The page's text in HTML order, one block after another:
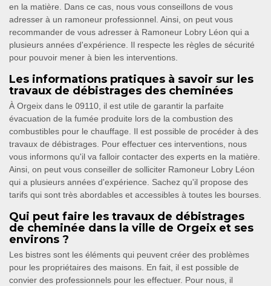
en la matière. Dans ce cas, nous vous conseillons de vous
adresser à un ramoneur professionnel. Ainsi, on peut vous
recommander de vous adresser à Ramoneur Lobry Léon qui a
plusieurs années d'expérience. Il respecte les règles de sécurité
pour pouvoir mener à bien les interventions.
Les informations pratiques à savoir sur les
travaux de débistrages des cheminées
À Orgeix dans le 09110, il est utile de garantir la parfaite
évacuation de la fumée produite lors de la combustion des
combustibles pour le chauffage. Il est possible de procéder à des
travaux de débistrages. Pour effectuer ces interventions, nous
vous informons qu'il va falloir contacter des experts en la matière.
Ainsi, on peut vous conseiller de solliciter Ramoneur Lobry Léon
qui a plusieurs années d'expérience. Sachez qu'il propose des
tarifs qui sont très abordables et accessibles à toutes les bourses.
Qui peut faire les travaux de débistrages
de cheminée dans la ville de Orgeix et ses
environs ?
Les bistres sont les éléments qui peuvent créer des problèmes
pour les propriétaires des maisons. En fait, il est possible de
convier des professionnels pour les effectuer. Pour nous, il